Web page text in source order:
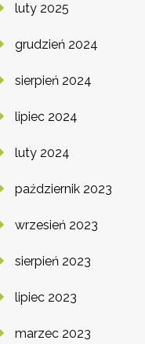
luty 2025
grudzień 2024
sierpień 2024
lipiec 2024
luty 2024
październik 2023
wrzesień 2023
sierpień 2023
lipiec 2023
marzec 2023